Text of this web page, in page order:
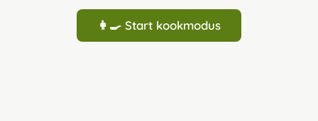
👩‍🍳 Start kookmodus